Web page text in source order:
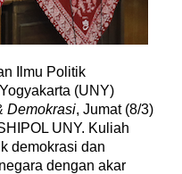
Ilmu Politik
(UNY)
Demokrasi, Jumat (8/3)
UNY. Kuliah
demokrasi dan
dengan akar